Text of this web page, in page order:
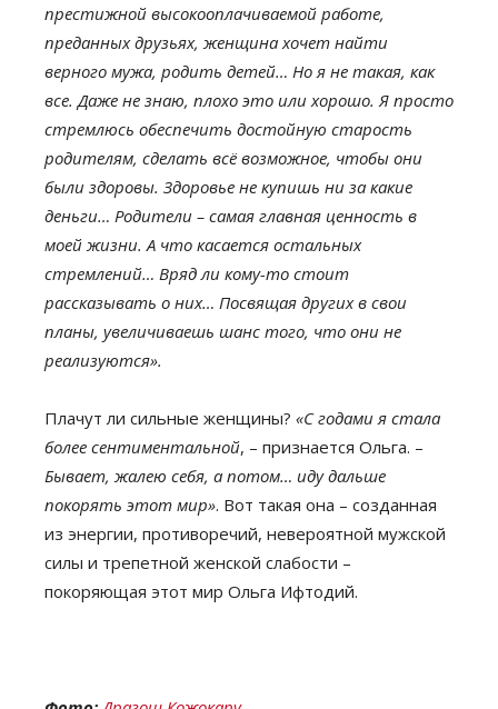
престижной высокооплачиваемой работе,
преданных друзьях, женщина хочет найти
верного мужа, родить детей… Но я не такая, как
все. Даже не знаю, плохо это или хорошо. Я просто
стремлюсь обеспечить достойную старость
родителям, сделать всё возможное, чтобы они
были здоровы. Здоровье не купишь ни за какие
деньги… Родители – самая главная ценность в
моей жизни. А что касается остальных
стремлений… Вряд ли кому-то стоит
рассказывать о них… Посвящая других в свои
планы, увеличиваешь шанс того, что они не
реализуются».
Плачут ли сильные женщины? «С годами я стала
более сентиментальной, – признается Ольга. –
Бывает, жалею себя, а потом… иду дальше
покорять этот мир». Вот такая она – созданная
из энергии, противоречий, невероятной мужской
силы и трепетной женской слабости –
покоряющая этот мир Ольга Ифтодий.